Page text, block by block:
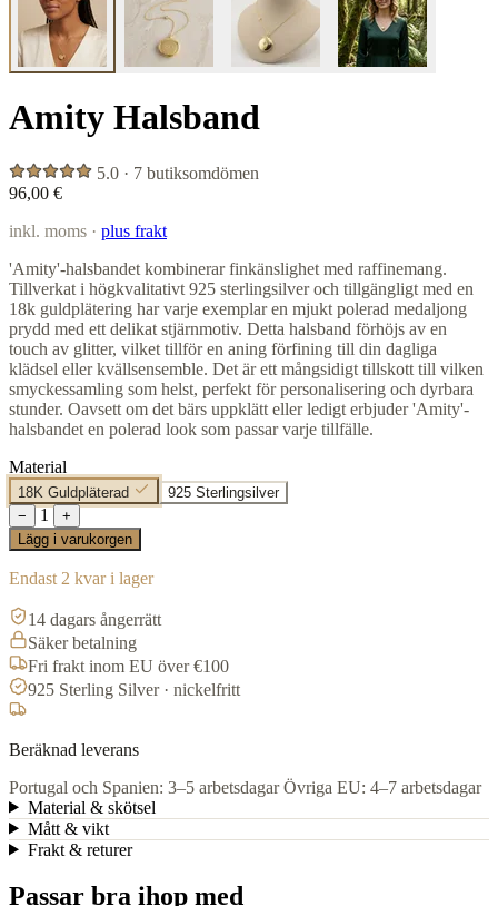
Amity Halsband
5.0 · 7 butiksomdömen
96,00 €
inkl. moms · plus frakt
'Amity'-halsbandet kombinerar finkänslighet med raffinemang.
Tillverkat i högkvalitativt 925 sterlingsilver och tillgängligt med en
18k guldplätering har varje exemplar en mjukt polerad medaljong
prydd med ett delikat stjärnmotiv. Detta halsband förhöjs av en
touch av glitter, vilket tillför en aning förfining till din dagliga
klädsel eller kvällsensemble. Det är ett mångsidigt tillskott till vilken
smyckessamling som helst, perfekt för personalisering och dyrbara
stunder. Oavsett om det bärs uppklätt eller ledigt erbjuder 'Amity'-
halsbandet en polerad look som passar varje tillfälle.
Material
18K Guldpläterad
925 Sterlingsilver
−
1
+
Lägg i varukorgen
Endast 2 kvar i lager
14 dagars ångerrätt
Säker betalning
Fri frakt inom EU över €100
925 Sterling Silver · nickelfritt
Beräknad leverans
Portugal och Spanien: 3–5 arbetsdagar Övriga EU: 4–7 arbetsdagar
Material & skötsel
Mått & vikt
Frakt & returer
Passar bra ihop med